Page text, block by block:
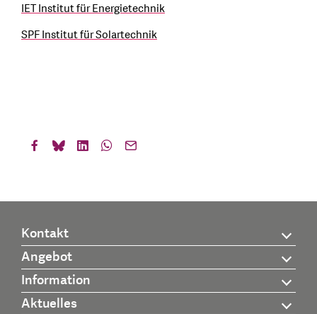
IET Institut für Energietechnik
SPF Institut für Solartechnik
Kontakt
Angebot
Information
Aktuelles